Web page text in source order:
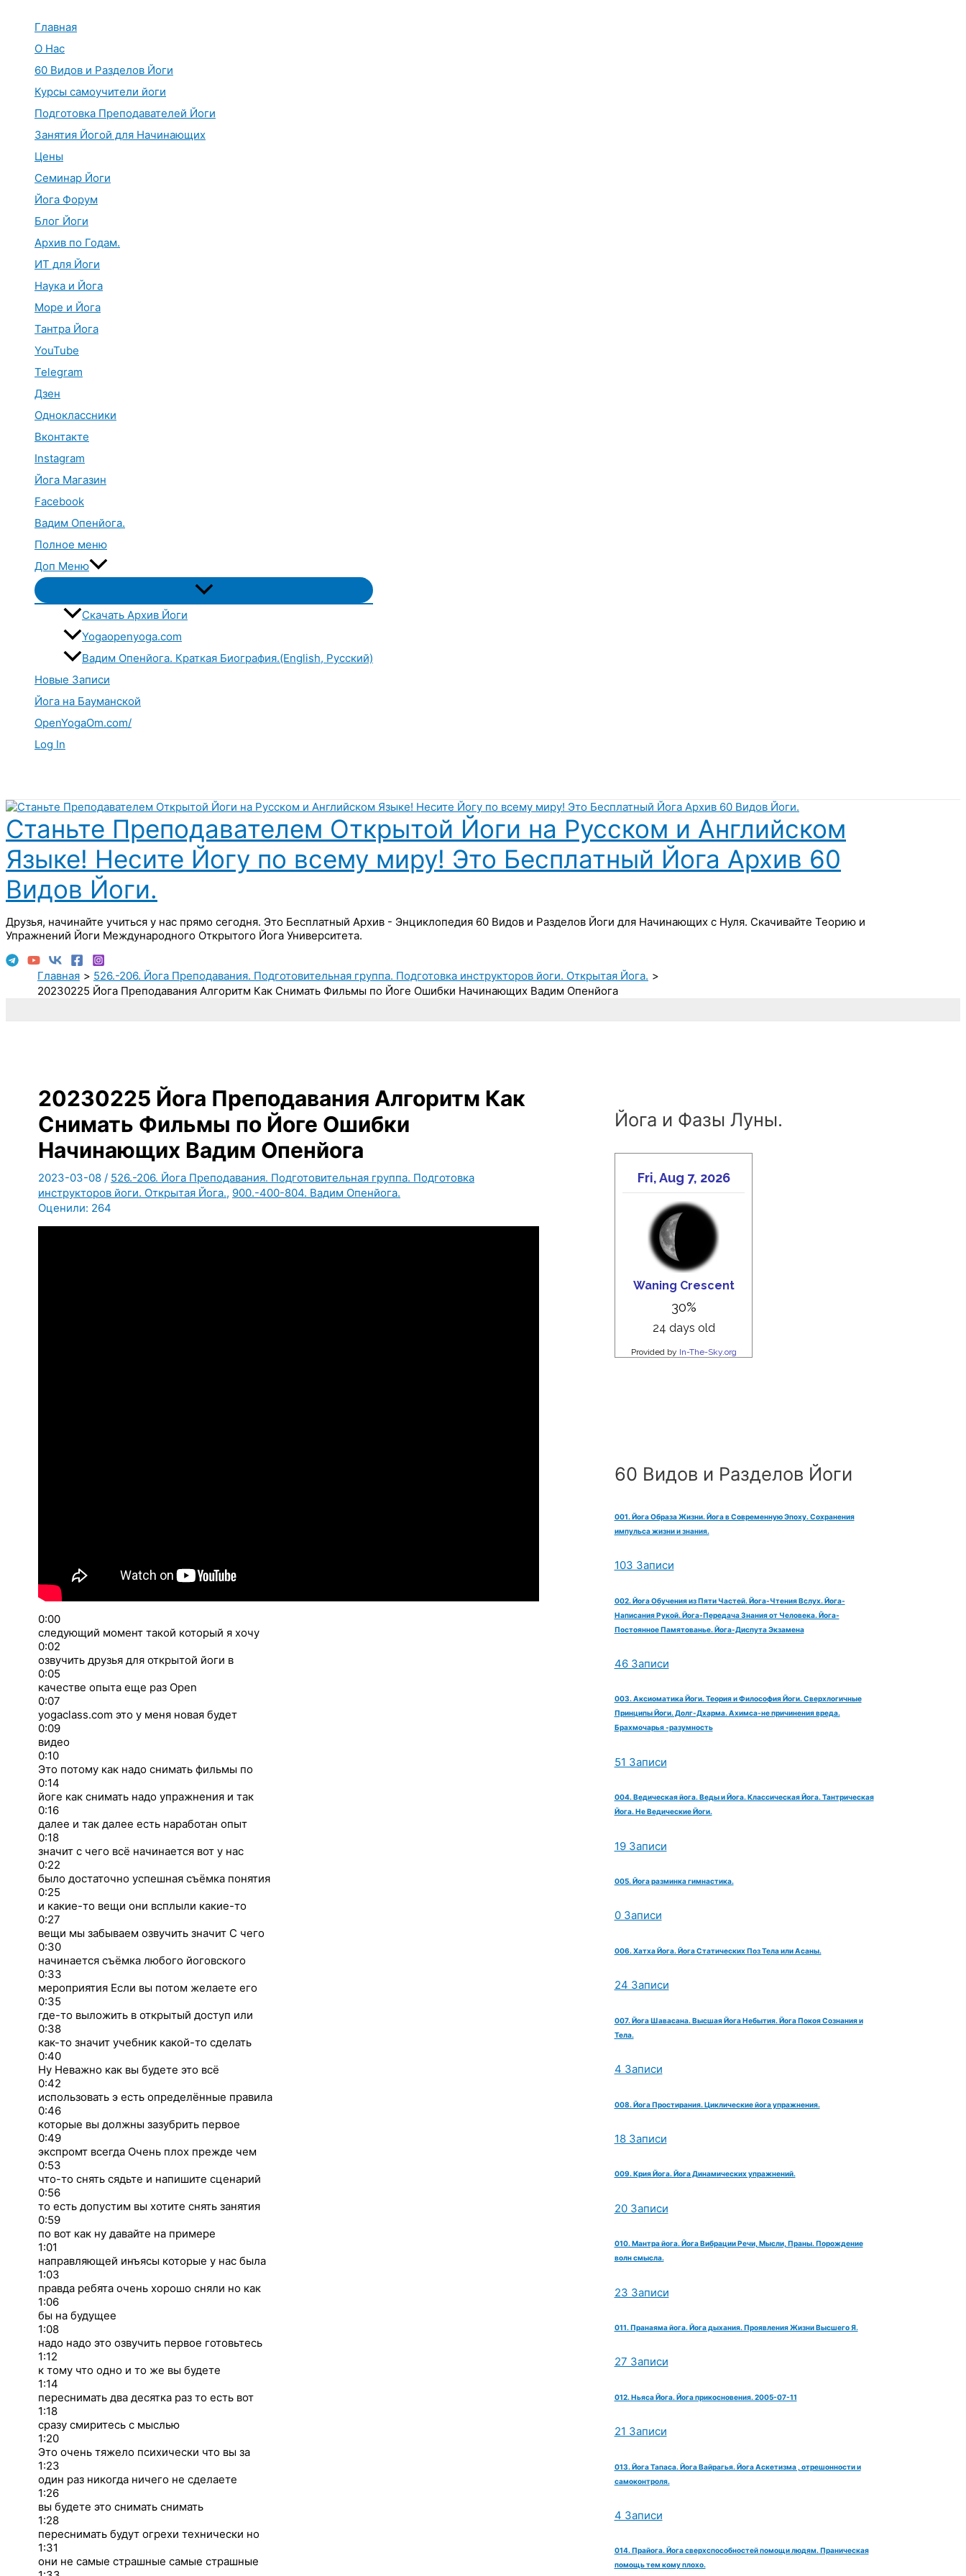
Главная
О Нас
60 Видов и Разделов Йоги
Курсы самоучители йоги
Подготовка Преподавателей Йоги
Занятия Йогой для Начинающих
Цены
Семинар Йоги
Йога Форум
Блог Йоги
Архив по Годам.
ИТ для Йоги
Наука и Йога
Море и Йога
Тантра Йога
YouTube
Telegram
Дзен
Одноклассники
Вконтакте
Instagram
Йога Магазин
Facebook
Вадим Опенйога.
Полное меню
Доп Меню
Переключатель
меню
Скачать Архив Йоги
Yogaopenyoga.com
Вадим Опенйога. Краткая Биография.(English, Русский)
Новые Записи
Йога на Бауманской
OpenYogaOm.com/
Log In
Станьте Преподавателем Открытой Йоги на Русском и Английском
Языке! Несите Йогу по всему миру! Это Бесплатный Йога Архив 60
Видов Йоги.
Друзья, начинайте учиться у нас прямо сегодня. Это Бесплатный Архив - Энциклопедия 60 Видов и Разделов Йоги для Начинающих с Нуля. Скачивайте Теорию и
Упражнений Йоги Международного Открытого Йога Университета.
Главная
526.-206. Йога Преподавания. Подготовительная группа. Подготовка инструкторов йоги. Открытая Йога.
20230225 Йога Преподавания Алгоритм Как Снимать Фильмы по Йоге Ошибки Начинающих Вадим Опенйога
20230225 Йога Преподавания Алгоритм Как
Снимать Фильмы по Йоге Ошибки
Начинающих Вадим Опенйога
2023-03-08 / 526.-206. Йога Преподавания. Подготовительная группа. Подготовка
инструкторов йоги. Открытая Йога., 900.-400-804. Вадим Опенйога.
Оценили: 264
0:00
следующий момент такой который я хочу
0:02
озвучить друзья для открытой йоги в
0:05
качестве опыта еще раз Open
0:07
yogaclass.com это у меня новая будет
0:09
видео
0:10
Это потому как надо снимать фильмы по
0:14
йоге как снимать надо упражнения и так
0:16
далее и так далее есть наработан опыт
0:18
значит с чего всё начинается вот у нас
0:22
было достаточно успешная съёмка понятия
0:25
и какие-то вещи они всплыли какие-то
0:27
вещи мы забываем озвучить значит С чего
0:30
начинается съёмка любого йоговского
0:33
мероприятия Если вы потом желаете его
0:35
где-то выложить в открытый доступ или
0:38
как-то значит учебник какой-то сделать
0:40
Ну Неважно как вы будете это всё
0:42
использовать э есть определённые правила
0:46
которые вы должны зазубрить первое
0:49
экспромт всегда Очень плох прежде чем
0:53
что-то снять сядьте и напишите сценарий
0:56
то есть допустим вы хотите снять занятия
0:59
по вот как ну давайте на примере
1:01
направляющей инъясы которые у нас была
1:03
правда ребята очень хорошо сняли но как
1:06
бы на будущее
1:08
надо надо это озвучить первое готовьтесь
1:12
к тому что одно и то же вы будете
1:14
переснимать два десятка раз то есть вот
1:18
сразу смиритесь с мыслью
1:20
Это очень тяжело психически что вы за
1:23
один раз никогда ничего не сделаете
1:26
вы будете это снимать снимать
1:28
переснимать будут огрехи технически но
1:31
они не самые страшные самые страшные
Йога и Фазы Луны.
60 Видов и Разделов Йоги
001. Йога Образа Жизни. Йога в Современную Эпоху. Сохранения
импульса жизни и знания.
103 Записи
002. Йога Обучения из Пяти Частей. Йога-Чтения Вслух. Йога-
Написания Рукой. Йога-Передача Знания от Человека. Йога-
Постоянное Памятованье. Йога-Диспута Экзамена
46 Записи
003. Аксиоматика Йоги. Теория и Философия Йоги. Сверхлогичные
Принципы Йоги. Долг-Дхарма. Ахимса-не причинения вреда.
Брахмочарья -разумность
51 Записи
004. Ведическая йога. Веды и Йога. Классическая Йога. Тантрическая
Йога. Не Ведические Йоги.
19 Записи
005. Йога разминка гимнастика.
0 Записи
006. Хатха Йога. Йога Статических Поз Тела или Асаны.
24 Записи
007. Йога Шавасана. Высшая Йога Небытия. Йога Покоя Сознания и
Тела.
4 Записи
008. Йога Простирания. Циклические йога упражнения.
18 Записи
009. Крия Йога. Йога Динамических упражнений.
20 Записи
010. Мантра йога. Йога Вибрации Речи, Мысли, Праны. Порождение
волн смысла.
23 Записи
011. Пранаяма йога. Йога дыхания. Проявления Жизни Высшего Я.
27 Записи
012. Ньяса Йога. Йога прикосновения. 2005-07-11
21 Записи
013. Йога Тапаса. Йога Вайрагья. Йога Аскетизма , отрешонности и
самоконтроля.
4 Записи
014. Прайога. Йога сверхспособностей помощи людям. Праническая
помощь тем кому плохо.